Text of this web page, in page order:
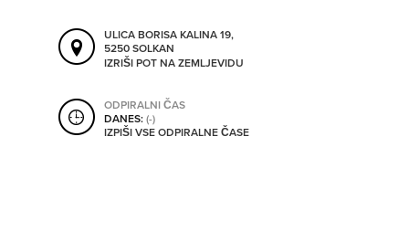
ORODJA ULICA BORISA KALINA 19,
5250 SOLKAN
IZRIŠI POT NA ZEMLJEVIDU
ODPIRALNI ČAS
DANES:(-)
IZPIŠI VSE ODPIRALNE ČASE